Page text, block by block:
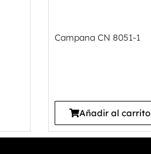
Campana CN 8051-1
Añadir al carrito